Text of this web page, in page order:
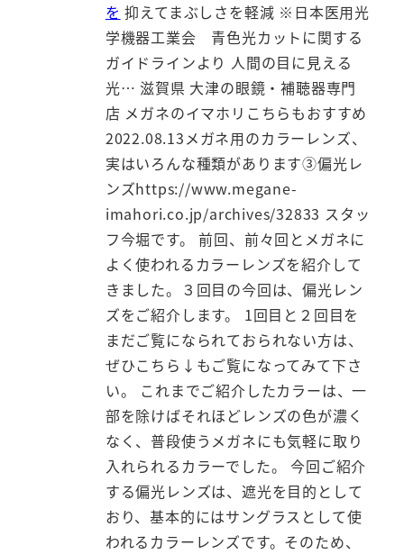
を 抑えてまぶしさを軽減 ※日本医用光
学機器工業会 青色光カットに関する
ガイドラインより 人間の目に見える
光… 滋賀県 大津の眼鏡・補聴器専門
店 メガネのイマホリこちらもおすすめ
2022.08.13メガネ用のカラーレンズ、
実はいろんな種類があります③偏光レ
ンズhttps://www.megane-
imahori.co.jp/archives/32833 スタッ
フ今堀です。 前回、前々回とメガネに
よく使われるカラーレンズを紹介して
きました。３回目の今回は、偏光レン
ズをご紹介します。 1回目と２回目を
まだご覧になられておられない方は、
ぜひこちら↓もご覧になってみて下さ
い。 これまでご紹介したカラーは、一
部を除けばそれほどレンズの色が濃く
なく、普段使うメガネにも気軽に取り
入れられるカラーでした。 今回ご紹介
する偏光レンズは、遮光を目的として
おり、基本的にはサングラスとして使
われるカラーレンズです。そのため、